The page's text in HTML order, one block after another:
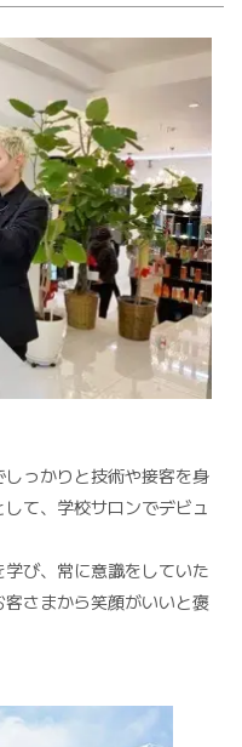
っかりと技術や接客を身
て、学校サロンでデビュ
び、常に意識をしていた
さまから笑顔がいいと褒